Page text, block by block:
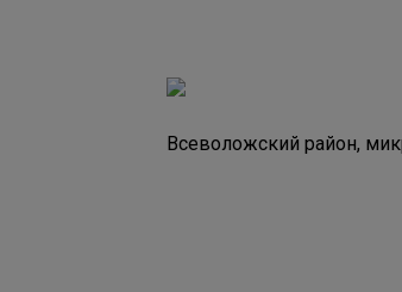
Всеволожский район,